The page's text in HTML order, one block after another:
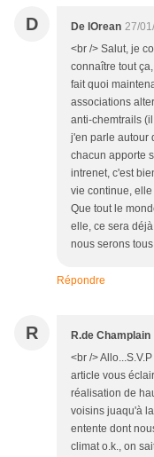
D De lOrean 27/
<br /> Salut, je
connaître tout
fait quoi
associations
anti-chemtrails
j'en parle autour
chacun apporte
intrenet, c'est
vie continue,
Que tout le
elle, ce sera
nous serons
Répondre
R R.de Champlain
<br />
article vous
réalisation de
voisins juaqu'à
entente dont
climat o.k., on